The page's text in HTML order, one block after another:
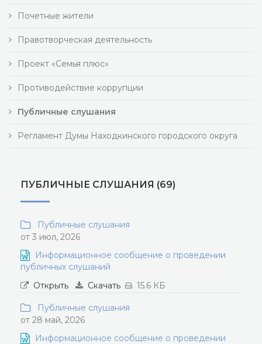
Почетные жители
Правотворческая деятельность
Проект «Семья плюс»
Противодействие коррупции
Публичные слушания
Регламент Думы Находкинского городского округа
ПУБЛИЧНЫЕ СЛУШАНИЯ (69)
Публичные слушания
от 3 июл, 2026
Информационное сообщение о проведении
публичных слушаний
Открыть
Скачать 15.6 КБ
Публичные слушания
от 28 май, 2026
Информационное сообщение о проведении